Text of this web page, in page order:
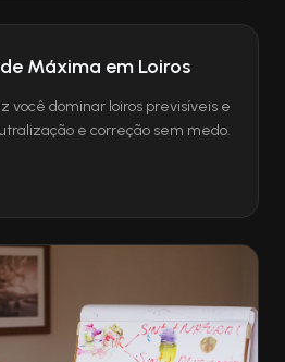
Máxima em Loiros
você dominar loiros previsíveis e
e correção sem medo.